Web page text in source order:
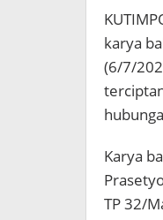
karya
(6/7/
Karya
TP 32/